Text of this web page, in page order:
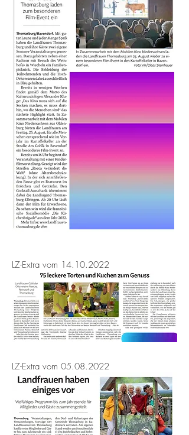
LZ-Extra vom 14.10.2022
LZ-Extra vom 05.08.2022